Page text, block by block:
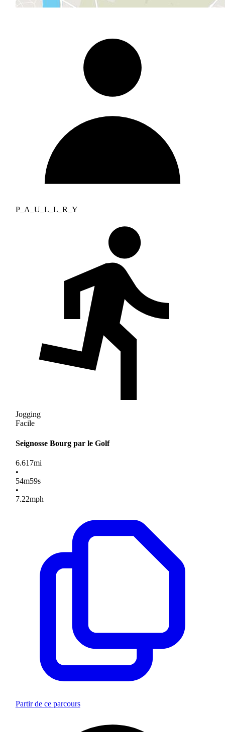
P_A_U_L_L_R_Y
Jogging
Facile
Seignosse Bourg par le Golf
6.617mi
•
54m59s
•
7.22mph
Partir de ce parcours